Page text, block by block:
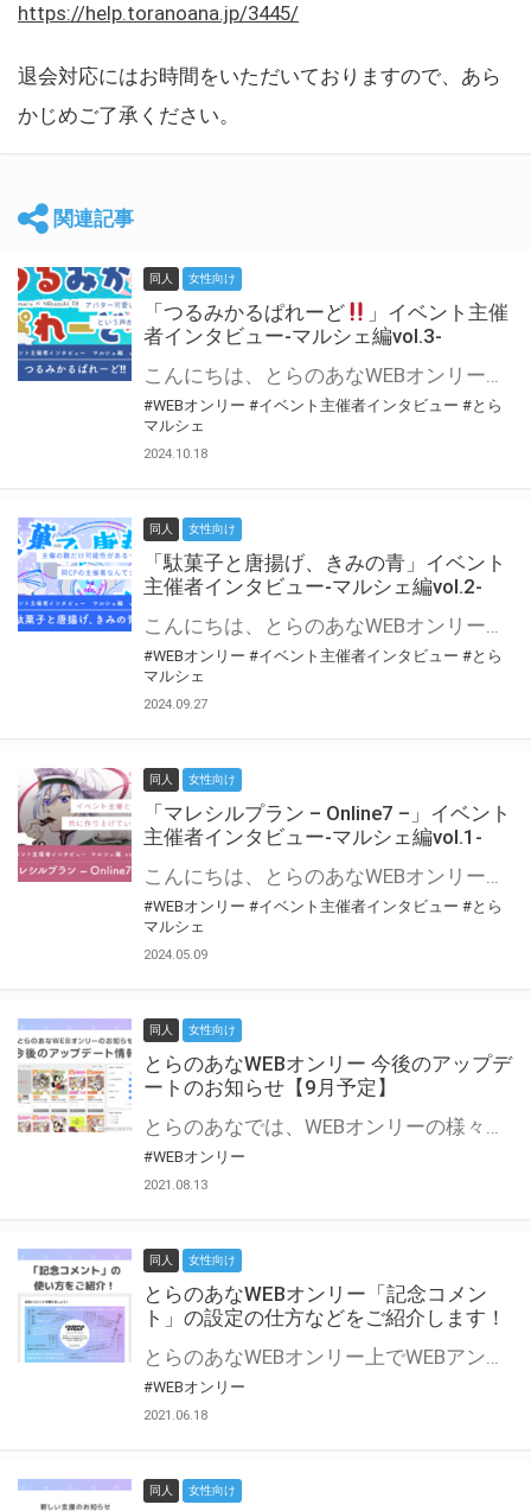
https://help.toranoana.jp/3445/
退会対応にはお時間をいただいておりますので、あら
かじめご了承ください。
関連記事
同人 女性向け
「つるみかるぱれーど
」イベント主催
者インタビュー-マルシェ編vol.3-
こんにちは、とらのあなWEBオンリー運営スタッフです。 新たにお届けする、イベント主催者インタビュー-マルシェ編-は、 とらのあなWEBオンリー「マルシェ」をご利用した主催様に 「マルシェ」を使って開催した感想や心がけをお聞きする企画です。 今回は、WEBオンリー初開催「つるみかるぱれーど
#WEBオンリー #イベント主催者インタビュー #とら
マルシェ
2024.10.18
同人 女性向け
「駄菓子と唐揚げ、きみの青」イベント
主催者インタビュー-マルシェ編vol.2-
こんにちは、とらのあなWEBオンリー運営スタッフです。 新たにお届けする、イベント主催者インタビュー-マルシェ編-は、 とらのあなWEBオンリー「マルシェ」をご利用の主催様に 「マルシェ」を使ってイベントを開催した感想や心がけをお聞きする企画です。 今回は、WEBオンリー初開催「駄菓子と唐揚げ、きみの青」より、 主催のぎこ六屋様にお話を伺いました。 協力：ぎこ六屋様／イベント公式Twitter（@krkgwks） とらのあなWEBオンリー「マルシェ」とは？ WEBオンリーでリアルタイムでコミュニケーションがとれるオンライン会場です。
#WEBオンリー #イベント主催者インタビュー #とら
マルシェ
2024.09.27
同人 女性向け
「マレシルプラン – Online7 –」イベント
主催者インタビュー-マルシェ編vol.1-
こんにちは、とらのあなWEBオンリー運営スタッフです。 新たにお届けする、イベント主催者インタビュー-マルシェ編-は、 とらのあなWEBオンリー「マルシェ」をご利用した主催様に 「マルシェ」を使って開催した感想や心がけをお聞きする企画です。 今回は、WEBオンリー開催7回目迎えた「マレシルプラン – Online7 –」より、 主催の玉川うた様にお話を伺いました。 ▼マレシルプランのインタビュー前回記事 「イベント主催者インタビュー vol.6」はこちら 協力：玉川うた様（マレシルプラン実行委員会 代表）／イベント公式Twitter（@mallesil_plan） とらのあなWEBオンリー「マルシェ」とは？ WEBオンリーでリアルタイムでコミュニケーションがとれるオンライン会場です。
#WEBオンリー #イベント主催者インタビュー #とら
マルシェ
2024.05.09
同人 女性向け
とらのあなWEBオンリー 今後のアップデ
ートのお知らせ【9月予定】
とらのあなでは、WEBオンリーの様々な支援を実施しています。 今回は2021年9月に実装を予定しているアップデート情報についてご紹介いたします。 とらのあなWEBオンリーサイトはこちら
#WEBオンリー
2021.08.13
同人 女性向け
とらのあなWEBオンリー「記念コメン
ト」の設定の仕方などをご紹介します！
とらのあなWEBオンリー上でWEBアンソロジーが作成できる「記念コメント」について、その使い方や作成手順を解説します！ 支援タイプを「サークル参加型」「サークル参加型・マルシェ(イベント会場)機能付き」でお申し込みいただいている主催者様はぜひご活用ください♪ とらのあなWEBオンリーサイトはこちら
#WEBオンリー
2021.06.18
同人 女性向け